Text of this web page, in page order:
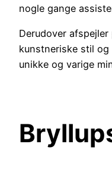
nogle gange
Derudover
kunstneriske stil
unikke og varige